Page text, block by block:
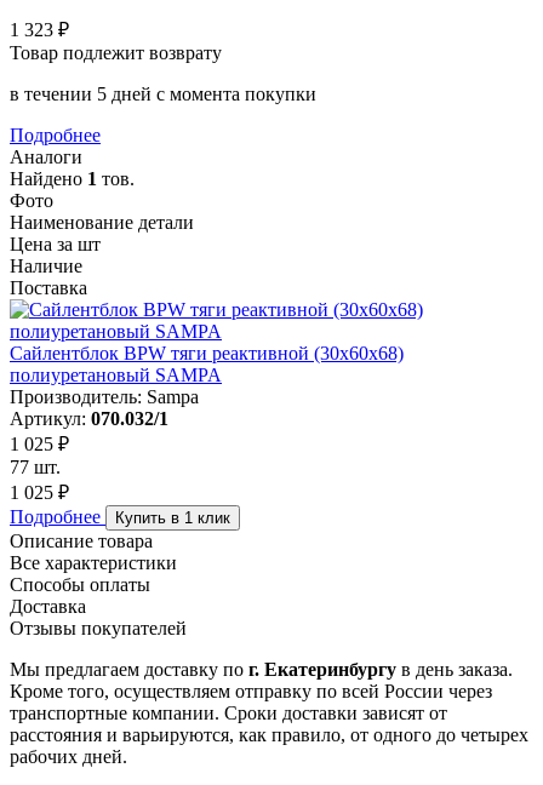
1 323 ₽
Товар подлежит возврату
в течении 5 дней с момента покупки
Подробнее
Аналоги
Найдено 1 тов.
Фото
Наименование детали
Цена за шт
Наличие
Поставка
Сайлентблок BPW тяги реактивной (30х60х68)
полиуретановый SAMPA
Производитель: Sampa
Артикул: 070.032/1
1 025 ₽
77 шт.
1 025 ₽
Подробнее
Купить в 1 клик
Описание товара
Все характеристики
Способы оплаты
Доставка
Отзывы покупателей
Мы предлагаем доставку по г. Екатеринбургу в день заказа.
Кроме того, осуществляем отправку по всей России через
транспортные компании. Сроки доставки зависят от
расстояния и варьируются, как правило, от одного до четырех
рабочих дней.